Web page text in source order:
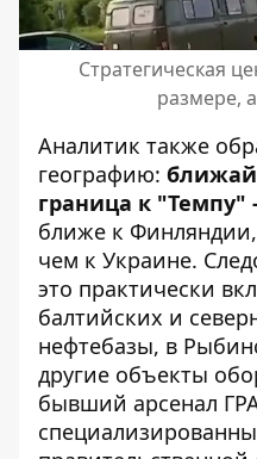
Стратегическая
размере,
Аналитик также
географию:
граница к "Темпу"
ближе к
чем к Украине.
это практически
балтийских и
нефтебазы, в
другие объекты
бывший арсенал